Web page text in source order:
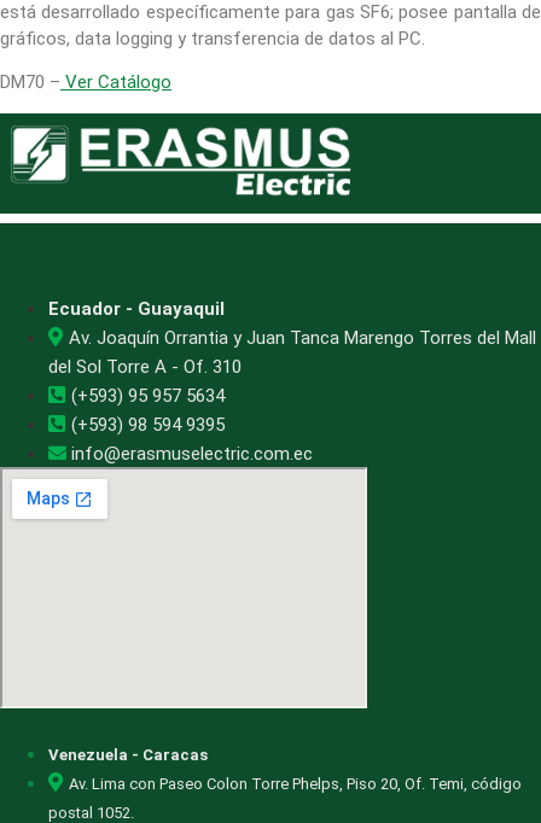
está desarrollado específicamente para gas SF6; posee pantalla de
gráficos, data logging y transferencia de datos al PC.
DM70 – Ver Catálogo
Ecuador - Guayaquil
Av. Joaquín Orrantia y Juan Tanca Marengo Torres del Mall
del Sol Torre A - Of. 310
(+593) 95 957 5634
(+593) 98 594 9395
info@erasmuselectric.com.ec
Venezuela - Caracas
Av. Lima con Paseo Colon Torre Phelps, Piso 20, Of. Temi, código
postal 1052.